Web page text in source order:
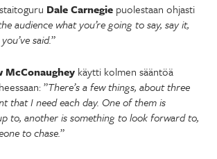
Dale Carnegie puolestaan ohjasti
audience what you’re going to say, say it,
said.”
McConaughey käytti kolmen sääntöä
”There’s a few things, about three
that I need each day. One of them is
to, another is something to look forward to,
to chase.”